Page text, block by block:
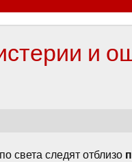
и
света следят отблизо